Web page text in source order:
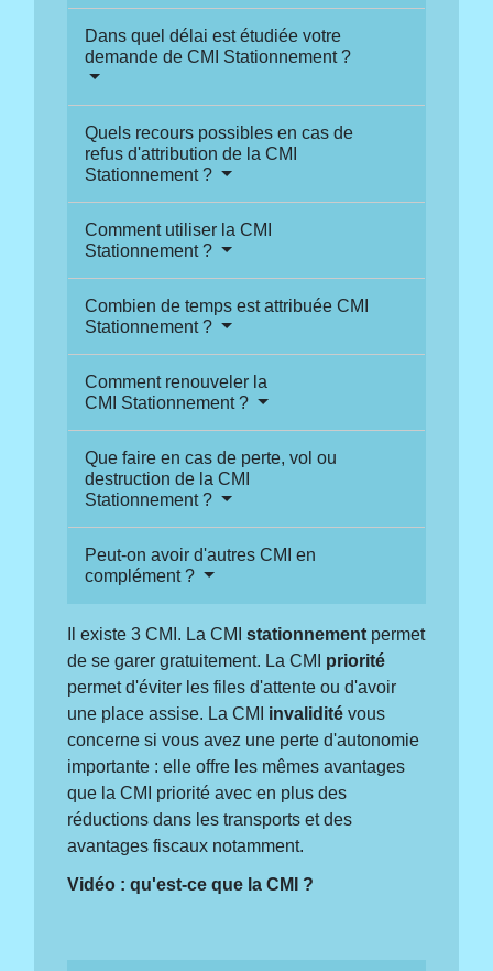
Dans quel délai est étudiée votre
demande de CMI Stationnement ?
Quels recours possibles en cas de
refus d'attribution de la CMI
Stationnement ?
Comment utiliser la CMI
Stationnement ?
Combien de temps est attribuée CMI
Stationnement ?
Comment renouveler la
CMI Stationnement ?
Que faire en cas de perte, vol ou
destruction de la CMI
Stationnement ?
Peut-on avoir d'autres CMI en
complément ?
Il existe 3 CMI. La CMIstationnement permet
de se garer gratuitement. La CMI priorité
permet d'éviter les files d'attente ou d'avoir
une place assise. La CMI invalidité vous
concerne si vous avez une perte d'autonomie
importante : elle offre les mêmes avantages
que la CMI priorité avec en plus des
réductions dans les transports et des
avantages fiscaux notamment.
Vidéo : qu'est-ce que la CMI ?